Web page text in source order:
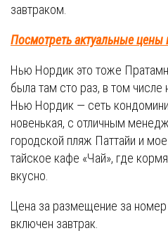
завтраком.
Посмотреть актуальные цены
Нью Нордик это тоже
была там сто раз, в том числе
Нью Нордик — сеть
новенькая, с отличным
городской пляж Паттайи и
тайское кафе «Чай», где
вкусно.
Цена за размещение за
включен завтрак.